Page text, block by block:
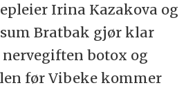
Irina Kazakova og
Bratbak gjør klar
botox og
før Vibeke kommer